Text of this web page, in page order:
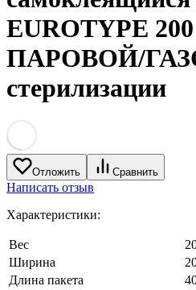
EUROTYPE
ПАРОВОЙ/
стерилизации
Отложить Сравнить
Написать отзыв
Характеристики:
Вес
Ширина
Длина пакета